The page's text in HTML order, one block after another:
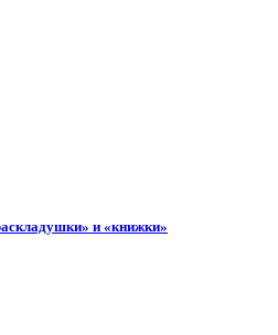
и «книжки»